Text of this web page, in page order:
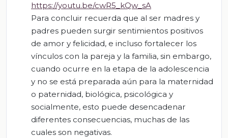
https://youtu.be/cwR5_kQw_sA
Para concluir recuerda que al ser madres y
padres pueden surgir sentimientos positivos
de amor y felicidad, e incluso fortalecer los
vínculos con la pareja y la familia, sin embargo,
cuando ocurre en la etapa de la adolescencia
y no se está preparada aún para la maternidad
o paternidad, biológica, psicológica y
socialmente, esto puede desencadenar
diferentes consecuencias, muchas de las
cuales son negativas.